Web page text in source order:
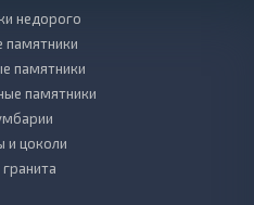
недорого
памятники
памятники
памятники
и цоколи